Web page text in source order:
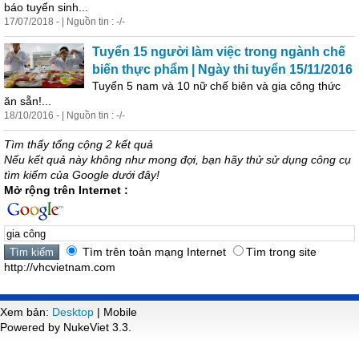
báo tuyển sinh...
17/07/2018 - | Nguồn tin : -/-
Tuyển 15 người làm việc trong ngành chế
biến thực phẩm | Ngày thi tuyển 15/11/2016
Tuyển 5 nam và 10 nữ chế biên và gia công thức
ăn sẵn!...
18/10/2016 - | Nguồn tin : -/-
Tìm thấy tổng cộng 2 kết quả
Nếu kết quả này không như mong đợi, bạn hãy thử sử dụng công cụ
tìm kiếm của Google dưới đây!
Mở rộng trên Internet :
Tìm trên toàn mạng Internet
Tìm trong site
http://vhcvietnam.com
Xem bản: Desktop | Mobile
Powered by NukeViet 3.3.